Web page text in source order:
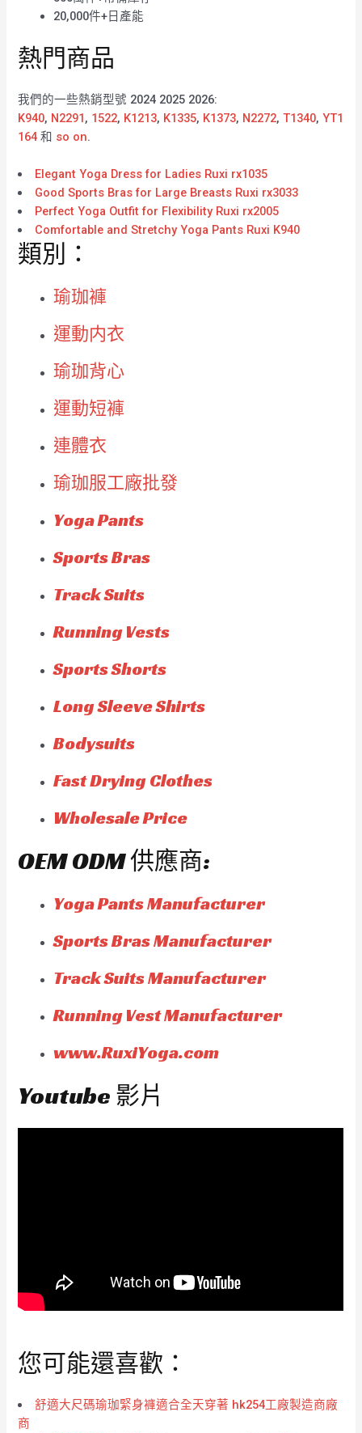
20,000件+日產能
熱門商品
我們的一些熱銷型號 2024 2025 2026:
K940, N2291, 1522, K1213, K1335, K1373, N2272,T1340,YT1
164 和 so on.
Elegant Yoga Dress for Ladies Ruxi rx1035
Good Sports Bras for Large Breasts Ruxi rx3033
Perfect Yoga Outfit for Flexibility Ruxi rx2005
Comfortable and Stretchy Yoga Pants Ruxi K940
類別：
瑜珈褲
運動内衣
瑜珈背心
運動短褲
連體衣
瑜珈服工廠批發
Yoga Pants
Sports Bras
Track Suits
Running Vests
Sports Shorts
Long Sleeve Shirts
Bodysuits
Fast Drying Clothes
Wholesale Price
OEM ODM 供應商:
Yoga Pants Manufacturer
Sports Bras Manufacturer
Track Suits Manufacturer
Running Vest Manufacturer
www.RuxiYoga.com
Youtube 影片
您可能還喜歡：
舒適大尺碼瑜珈緊身褲適合全天穿著 hk254工廠製造商廠
商